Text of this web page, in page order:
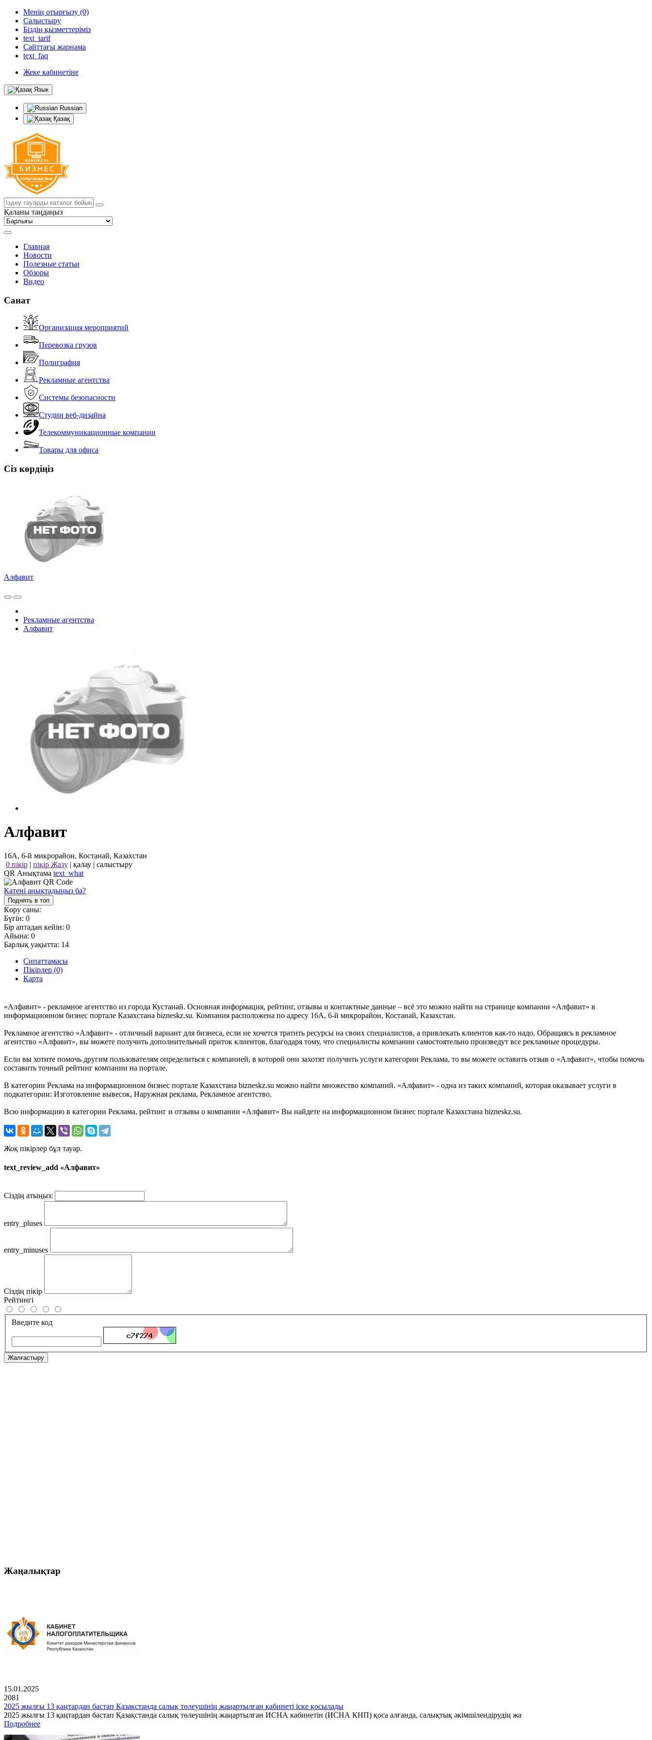
Менің отырғызу (0)
Салыстыру
Біздің қызметтеріміз
text_tarif
Сайттағы жарнама
text_faq
Жеке кабинетіне
Язык
Russian
Қазақ
Қаланы таңдаңыз
Главная
Новости
Полезные статьи
Обзоры
Видео
Санат
Организация мероприятий
Перевозка грузов
Полиграфия
Рекламные агентства
Системы безопасности
Студии веб-дизайна
Телекоммуникационные компании
Товары для офиса
Сіз көрдіңіз
Алфавит
Рекламные агентства
Алфавит
Алфавит
16А, 6-й микрорайон, Костанай, Казахстан
0 пікір | пікір Жазу | қалау | салыстыру
QR Анықтама text_what
Қатені анықтадыңыз ба?
Поднять в топ
Көру саны:
Бүгін: 0
Бір аптадан кейін: 0
Айына: 0
Барлық уақытта: 14
Сипаттамасы
Пікірлер (0)
Карта
«Алфавит» - рекламное агентство из города Кустанай. Основная информация, рейтинг, отзывы и контактные данные – всё это можно найти на странице компании «Алфавит» в
информационном бизнес портале Казахстана bizneskz.su. Компания расположена по адресу 16А, 6-й микрорайон, Костанай, Казахстан.
Рекламное агентство «Алфавит» - отличный вариант для бизнеса, если не хочется тратить ресурсы на своих специалистов, а привлекать клиентов как-то надо. Обращаясь в рекламное
агентство «Алфавит», вы можете получить дополнительный приток клиентов, благодаря тому, что специалисты компании самостоятельно произведут все рекламные процедуры.
Если вы хотите помочь другим пользователям определиться с компанией, в которой они захотят получить услуги категории Реклама, то вы можете оставить отзыв о «Алфавит», чтобы помочь
составить точный рейтинг компании на портале.
В категории Реклама на информационном бизнес портале Казахстана bizneskz.su можно найти множество компаний. «Алфавит» - одна из таких компаний, которая оказывает услуги в
подкатегории: Изготовление вывесок, Наружная реклама, Рекламное агентство.
Всю информацию в категории Реклама, рейтинг и отзывы о компании «Алфавит» Вы найдете на информационном бизнес портале Казахстана bizneskz.su.
Жоқ пікірлер бұл тауар.
text_review_add «Алфавит»
Сіздің атыңыз:
entry_pluses
entry_minuses
Сіздің пікір
Рейтингі
Введите код
Жалғастыру
Жаңалықтар
15.01.2025
2081
2025 жылғы 13 қаңтардан бастап Қазақстанда салық төлеушінің жаңартылған кабинеті іске қосылады
2025 жылғы 13 қаңтардан бастап Қазақстанда салық төлеушінің жаңартылған ИСНА кабинетін (ИСНА КНП) қоса алғанда, салықтық әкімшілендірудің жа
Подробнее